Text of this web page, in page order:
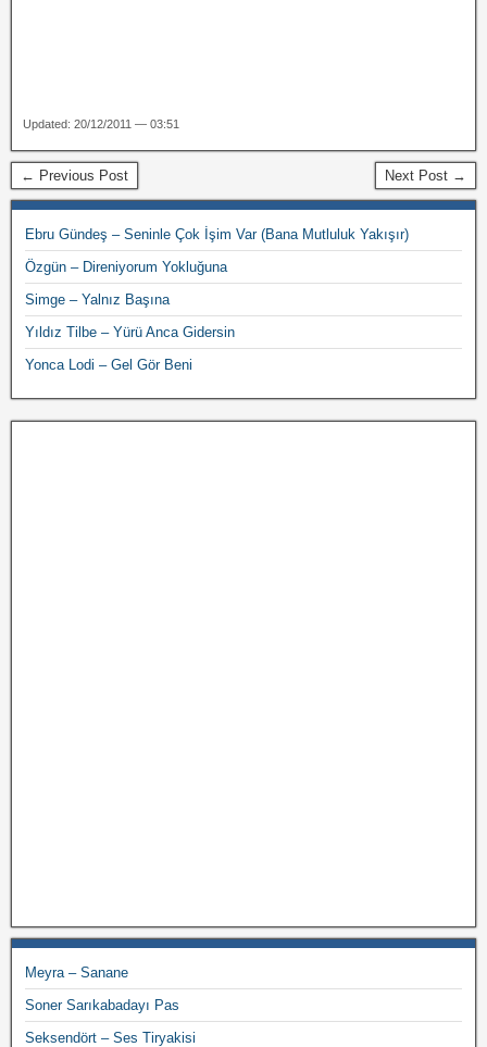
Updated: 20/12/2011 — 03:51
← Previous Post Next Post →
Ebru Gündeş – Seninle Çok İşim Var (Bana Mutluluk Yakışır)
Özgün – Direniyorum Yokluğuna
Simge – Yalnız Başına
Yıldız Tilbe – Yürü Anca Gidersin
Yonca Lodi – Gel Gör Beni
Meyra – Sanane
Soner Sarıkabadayı Pas
Seksendört – Ses Tiryakisi